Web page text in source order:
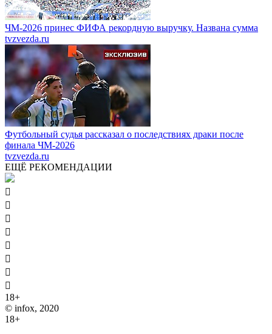
ЧМ-2026 принес ФИФА рекордную выручку. Названа сумма
tvzvezda.ru
Футбольный судья рассказал о последствиях драки после
финала ЧМ-2026
tvzvezda.ru
ЕЩЁ РЕКОМЕНДАЦИИ








18+
© infox, 2020
18+